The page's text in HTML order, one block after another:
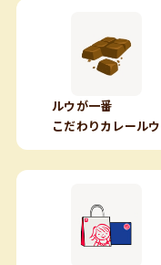
ルウが一番
こだわりカレールウ